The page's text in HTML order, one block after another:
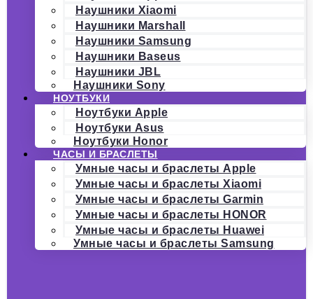
Наушники Xiaomi
Наушники Marshall
Наушники Samsung
Наушники Baseus
Наушники JBL
Наушники Sony
НОУТБУКИ
Ноутбуки Apple
Ноутбуки Asus
Ноутбуки Honor
ЧАСЫ И БРАСЛЕТЫ
Умные часы и браслеты Apple
Умные часы и браслеты Xiaomi
Умные часы и браслеты Garmin
Умные часы и браслеты HONOR
Умные часы и браслеты Huawei
Умные часы и браслеты Samsung